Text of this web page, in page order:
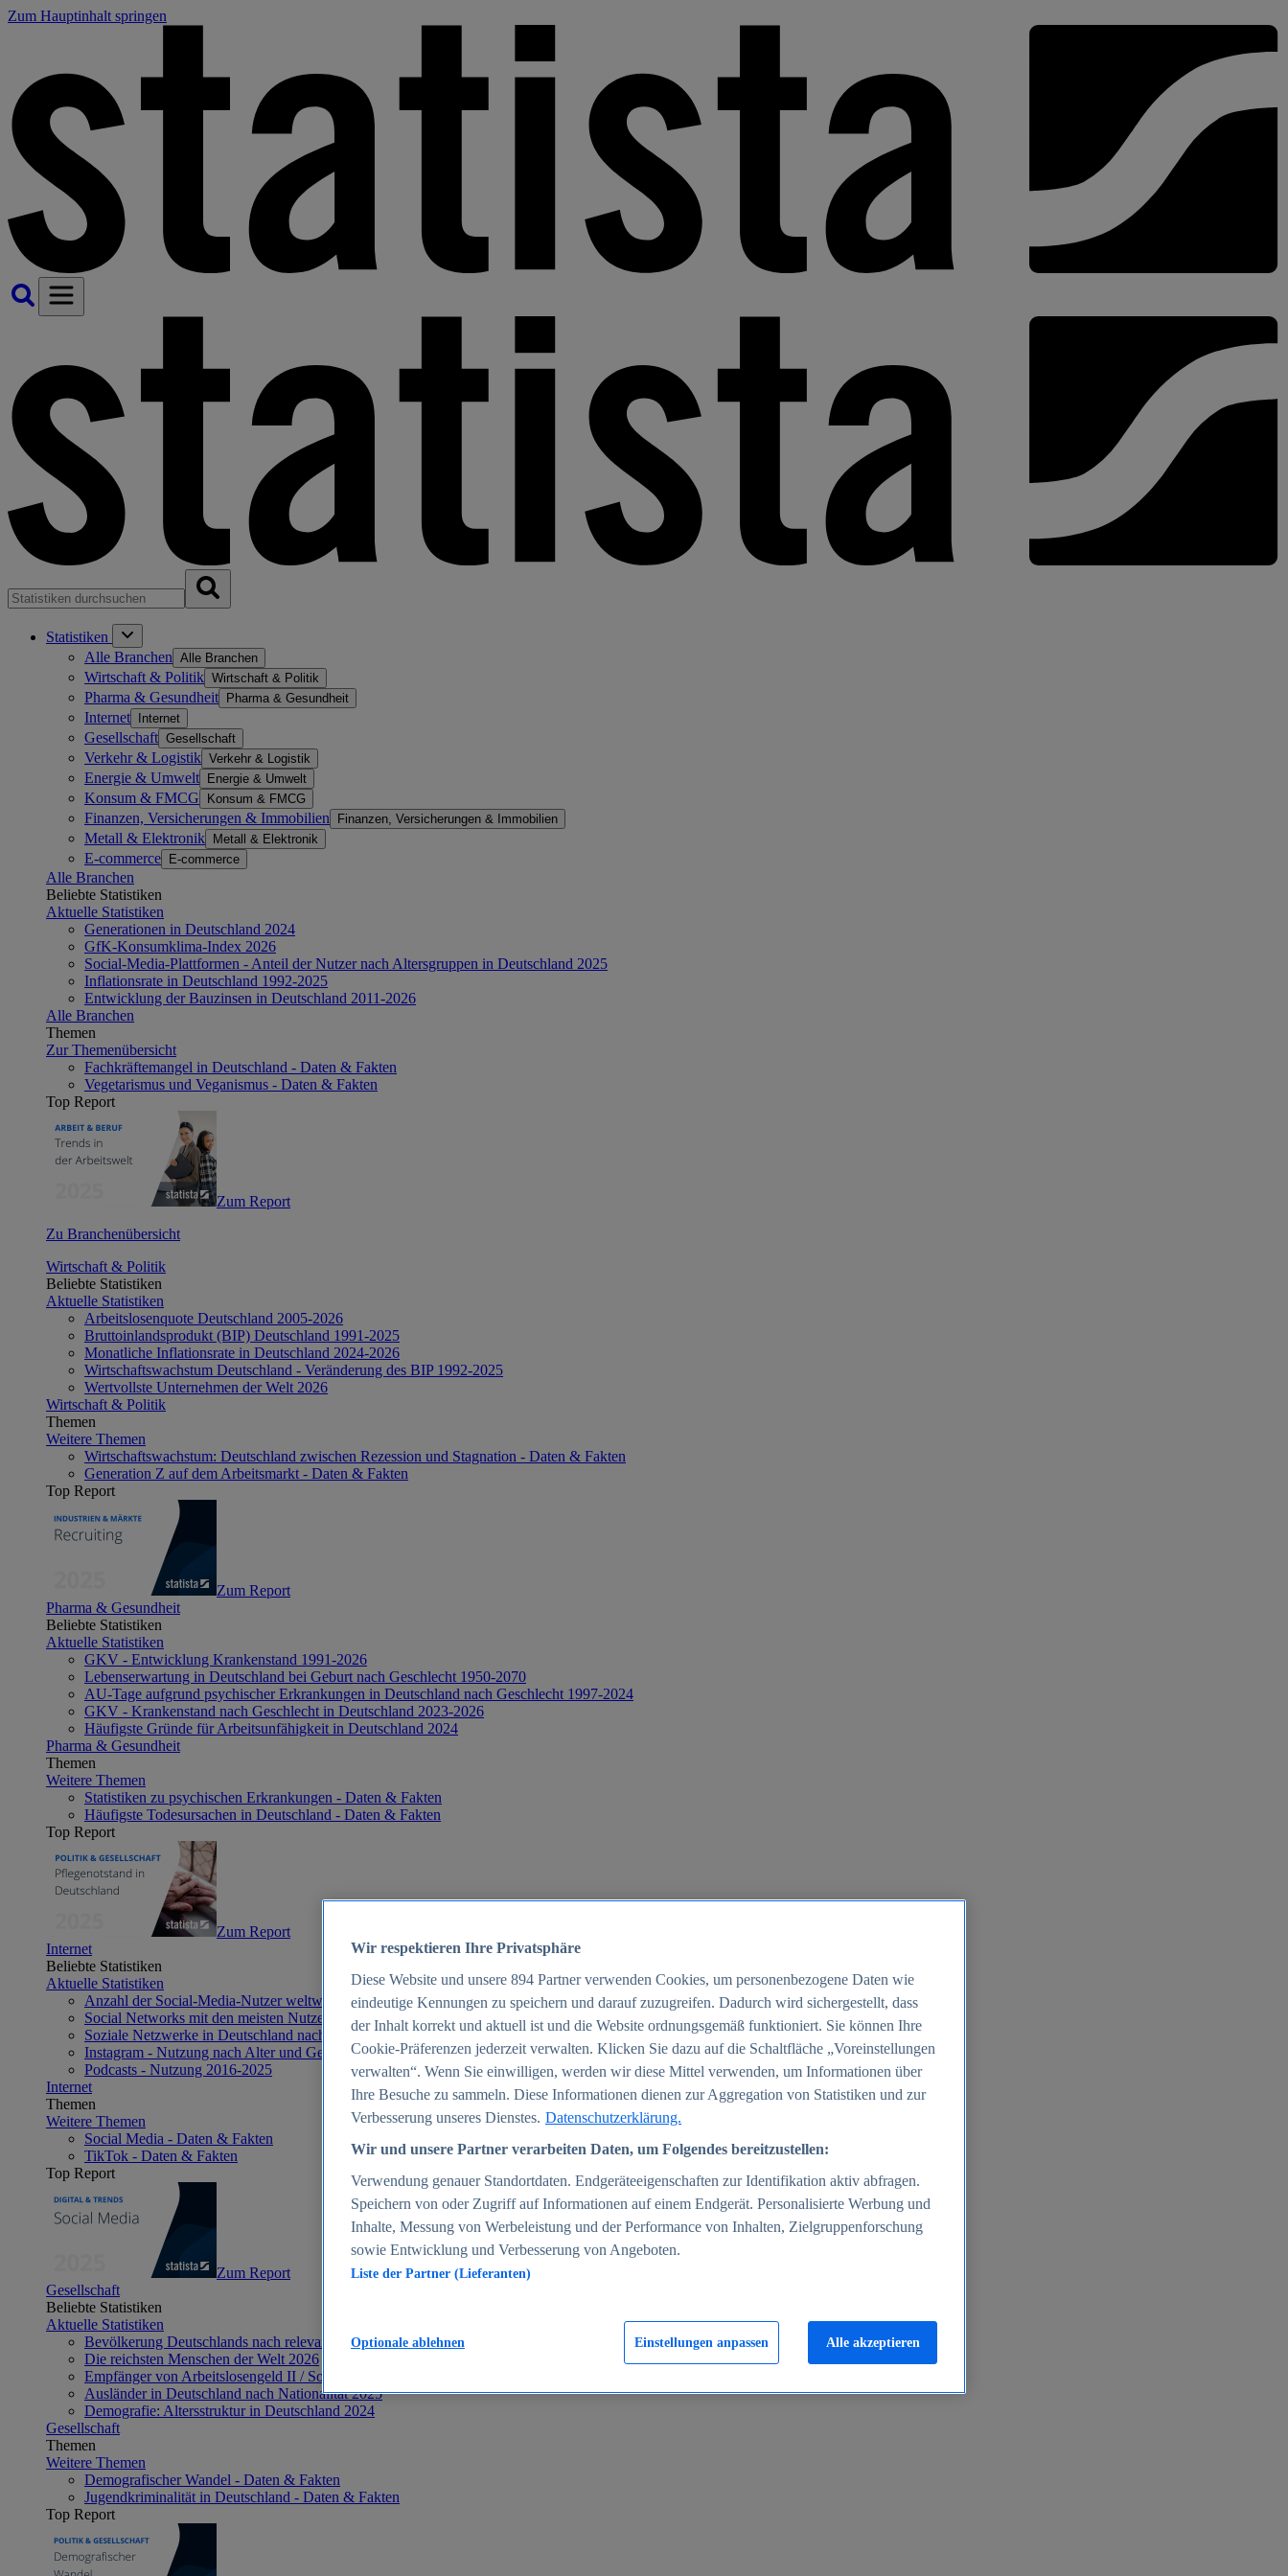
Zum Hauptinhalt springen
Statistiken
Alle Branchen Alle Branchen
Wirtschaft & Politik Wirtschaft & Politik
Pharma & Gesundheit Pharma & Gesundheit
Internet Internet
Gesellschaft Gesellschaft
Verkehr & Logistik Verkehr & Logistik
Energie & Umwelt Energie & Umwelt
Konsum & FMCG Konsum & FMCG
Finanzen, Versicherungen & Immobilien Finanzen, Versicherungen & Immobilien
Metall & Elektronik Metall & Elektronik
E-commerce E-commerce
Alle Branchen
Beliebte Statistiken
Aktuelle Statistiken
Generationen in Deutschland 2024
GfK-Konsumklima-Index 2026
Social-Media-Plattformen - Anteil der Nutzer nach Altersgruppen in Deutschland 2025
Inflationsrate in Deutschland 1992-2025
Entwicklung der Bauzinsen in Deutschland 2011-2026
Alle Branchen
Themen
Zur Themenübersicht
Fachkräftemangel in Deutschland - Daten & Fakten
Vegetarismus und Veganismus - Daten & Fakten
Top Report
Zum Report
Zu Branchenübersicht
Wirtschaft & Politik
Beliebte Statistiken
Aktuelle Statistiken
Arbeitslosenquote Deutschland 2005-2026
Bruttoinlandsprodukt (BIP) Deutschland 1991-2025
Monatliche Inflationsrate in Deutschland 2024-2026
Wirtschaftswachstum Deutschland - Veränderung des BIP 1992-2025
Wertvollste Unternehmen der Welt 2026
Wirtschaft & Politik
Themen
Weitere Themen
Wirtschaftswachstum: Deutschland zwischen Rezession und Stagnation - Daten & Fakten
Generation Z auf dem Arbeitsmarkt - Daten & Fakten
Top Report
Zum Report
Pharma & Gesundheit
Beliebte Statistiken
Aktuelle Statistiken
GKV - Entwicklung Krankenstand 1991-2026
Lebenserwartung in Deutschland bei Geburt nach Geschlecht 1950-2070
AU-Tage aufgrund psychischer Erkrankungen in Deutschland nach Geschlecht 1997-2024
GKV - Krankenstand nach Geschlecht in Deutschland 2023-2026
Häufigste Gründe für Arbeitsunfähigkeit in Deutschland 2024
Pharma & Gesundheit
Themen
Weitere Themen
Statistiken zu psychischen Erkrankungen - Daten & Fakten
Häufigste Todesursachen in Deutschland - Daten & Fakten
Top Report
Zum Report
Internet
Beliebte Statistiken
Aktuelle Statistiken
Anzahl der Social-Media-Nutzer weltweit 2012-2025
Social Networks mit den meisten Nutzern weltweit 2025
Soziale Netzwerke in Deutschland nach Generationen 2025
Instagram - Nutzung nach Alter und Geschlecht in Deutschland 2025
Podcasts - Nutzung 2016-2025
Internet
Themen
Weitere Themen
Social Media - Daten & Fakten
TikTok - Daten & Fakten
Top Report
Zum Report
Gesellschaft
Beliebte Statistiken
Aktuelle Statistiken
Bevölkerung Deutschlands nach relevanten Altersgruppen 2024
Die reichsten Menschen der Welt 2026
Empfänger von Arbeitslosengeld II / Sozialgeld / Bürgergeld in Deutschland 2005-2025
Ausländer in Deutschland nach Nationalität 2025
Demografie: Altersstruktur in Deutschland 2024
Gesellschaft
Themen
Weitere Themen
Demografischer Wandel - Daten & Fakten
Jugendkriminalität in Deutschland - Daten & Fakten
Top Report
Wir respektieren Ihre Privatsphäre
Diese Website und unsere 894 Partner verwenden Cookies, um personenbezogene Daten wie
eindeutige Kennungen zu speichern und darauf zuzugreifen. Dadurch wird sichergestellt, dass
der Inhalt korrekt und aktuell ist und die Website ordnungsgemäß funktioniert. Sie können Ihre
Cookie-Präferenzen jederzeit verwalten. Klicken Sie dazu auf die Schaltfläche „Voreinstellungen
verwalten“. Wenn Sie einwilligen, werden wir diese Mittel verwenden, um Informationen über
Ihre Besuche zu sammeln. Diese Informationen dienen zur Aggregation von Statistiken und zur
Verbesserung unseres Dienstes. Datenschutzerklärung.
Wir und unsere Partner verarbeiten Daten, um Folgendes bereitzustellen:
Verwendung genauer Standortdaten. Endgeräteeigenschaften zur Identifikation aktiv abfragen.
Speichern von oder Zugriff auf Informationen auf einem Endgerät. Personalisierte Werbung und
Inhalte, Messung von Werbeleistung und der Performance von Inhalten, Zielgruppenforschung
sowie Entwicklung und Verbesserung von Angeboten.
Liste der Partner (Lieferanten)
Einstellungen anpassen
Optionale ablehnen Alle akzeptieren